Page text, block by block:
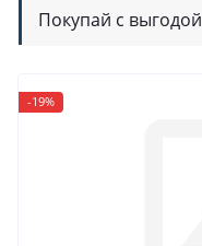
Покупай с выгодой
-19%